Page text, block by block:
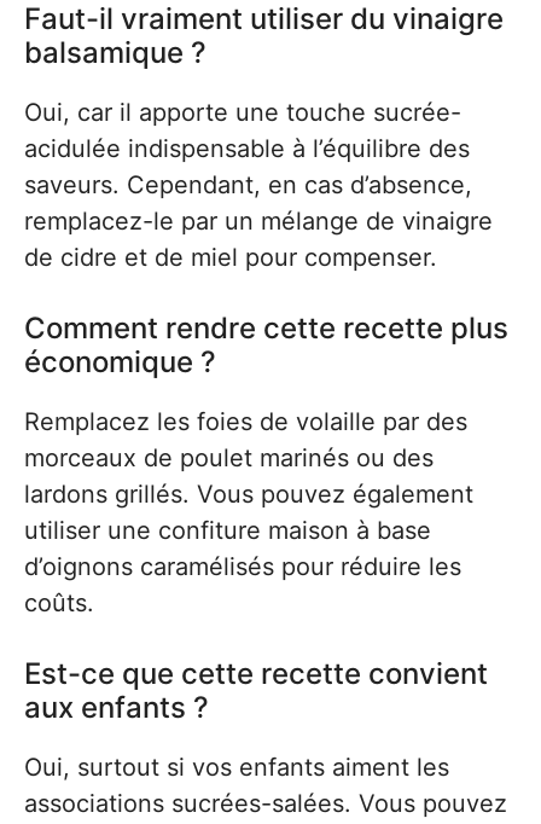
Faut-il vraiment utiliser du vinaigre
balsamique ?
Oui, car il apporte une touche sucrée-
acidulée indispensable à l’équilibre des
saveurs. Cependant, en cas d’absence,
remplacez-le par un mélange de vinaigre
de cidre et de miel pour compenser.
Comment rendre cette recette plus
économique ?
Remplacez les foies de volaille par des
morceaux de poulet marinés ou des
lardons grillés. Vous pouvez également
utiliser une confiture maison à base
d’oignons caramélisés pour réduire les
coûts.
Est-ce que cette recette convient
aux enfants ?
Oui, surtout si vos enfants aiment les
associations sucrées-salées. Vous pouvez